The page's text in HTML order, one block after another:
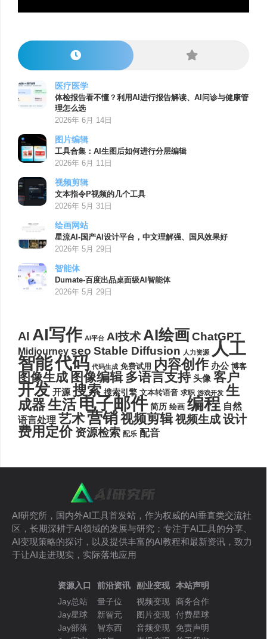
医疗医学
体检报告看不懂？利用AI进行报告解读、AI问诊与健康管
理怎么选
2026年 6月 14日
图片编辑
工具合集：AI生图后如何进行分层编辑
2026年 6月 11日
视频剪辑
文本指令P视频的几个工具
2026年 5月 31日
绘画网站
星流AI-国产AI设计平台，中文理解强、国风效果好
2026年 5月 29日
智能体
Dumate-百度出品桌面级AI智能体
2026年 5月 29日
AI AI写作 AI平台 AI技术AI绘画ChatGPT
Midjourney seo Stable Diffusion 人力资源 人工
智能代码 代码生成 免费试用 内容创作 办公 博客
图像生成 图像编辑 多语言支持 头像 客户
开发 开源 搜索 搜索引擎 文本转语音 求职 游戏开发 生
成器生活电子邮件 简历 绘画 编程 自然
语言处理 艺术营销视频剪辑视频生成设计
费用定价 资源检索 配乐 配音
AI研究所，国内外AI工具首发站，作为权威的AI垂直类交流社
区，长期深耕于AI领域的发展与研究；专注于AI工具的分享、
AI变现策略的探讨，以及提供丰富的AI教程和最新资讯，致力
于让AI走进现实，实际落地应用
资源入口
Jay总站
Jay星球
Jay部落
前沿资讯
量子位
新智元
智东西
副业变现
视频变现
图片变现
音频变现
本站声明
商务合作
付费星球
免责声明